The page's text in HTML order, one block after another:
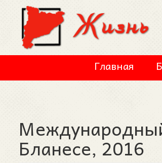
Перейти к основному содержанию
Главная
Бланесе, 2016